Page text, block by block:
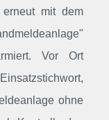
mit dem
Vor Ort
ohne